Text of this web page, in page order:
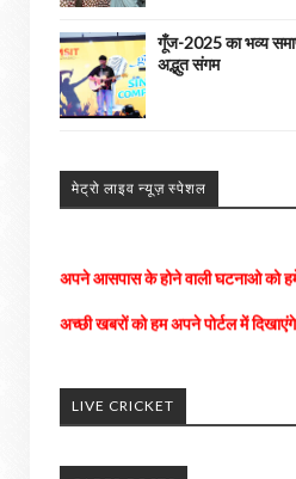
गूँज-2025 का भव्य
अद्भुत संगम
मेट्रो लाइव न्यूज़ स्पेशल
अच्छी खबरों को हम अपने पोर्टल में
किसी भी तरह के विज्ञापन के लिए संपर्क करे
LIVE CRICKET